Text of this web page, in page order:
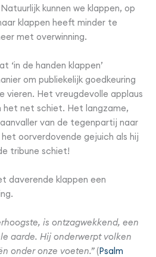
kunnen we klappen, op
klappen heeft minder te
met overwinning.
‘in de handen klappen’
om publiekelijk goedkeuring
vieren. Het vreugdevolle applaus
het net schiet. Het langzame,
van de tegenpartij naar
oorverdovende gejuich als hij
tribune schiet!
daverende klappen een
is ontzagwekkend, een
aarde. Hij onderwerpt volken
onder onze voeten.”(Psalm